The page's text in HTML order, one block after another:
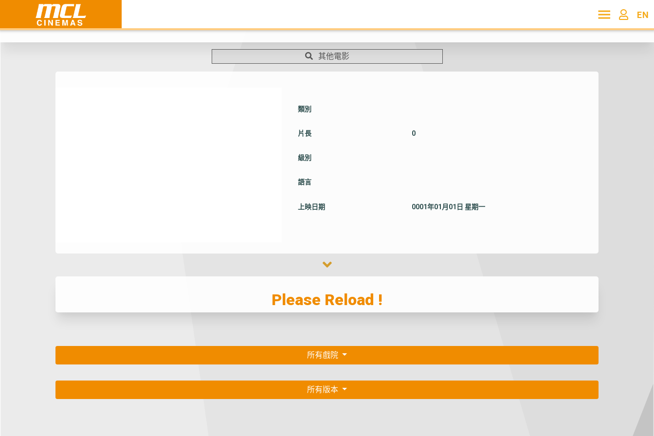
EN
其他電影
類別
片長 0
級別
語言
上映日期 0001年01月01日 星期一
Please Reload !
所有戲院
所有版本